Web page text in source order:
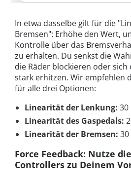
In etwa dasselbe gilt für die
Bremsen": Erhöhe den Wert,
Kontrolle über das
zu erhalten. Du senkst die
die Räder blockieren oder sich
stark erhitzen. Wir empfehlen
für alle drei Optionen:
Linearität der Lenkung: 30
Linearität des Gaspedals:
Linearität der Bremsen: 30
Force Feedback: Nutze
Controllers zu Deinem